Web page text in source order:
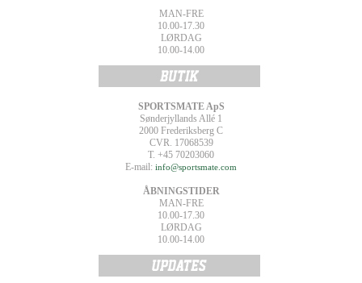
MAN-FRE
10.00-17.30
LØRDAG
10.00-14.00
SPORTSMATE ApS
Sønderjyllands Allé 1
2000 Frederiksberg C
CVR. 17068539
T. +45 70203060
E-mail: info@sportsmate.com
ÅBNINGSTIDER
MAN-FRE
10.00-17.30
LØRDAG
10.00-14.00